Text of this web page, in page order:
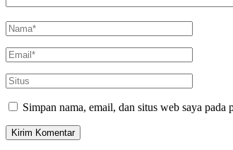
Simpan nama, email, dan situs web saya